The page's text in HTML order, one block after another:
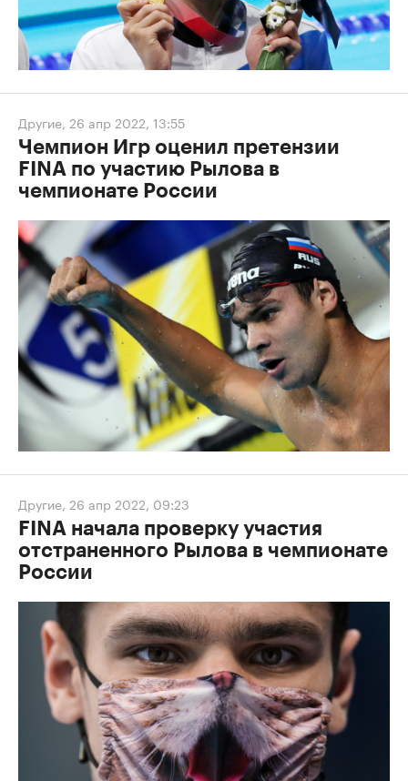
Другие, 26 апр 2022, 13:55
Чемпион Игр оценил претензии
FINA по участию Рылова в
чемпионате России
Другие, 26 апр 2022, 09:23
FINA начала проверку участия
отстраненного Рылова в чемпионате
России